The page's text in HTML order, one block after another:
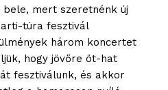
mert szeretnénk új
túra fesztivál
három koncertet
hogy jövőre öt-hat
fesztiválunk, és akkor